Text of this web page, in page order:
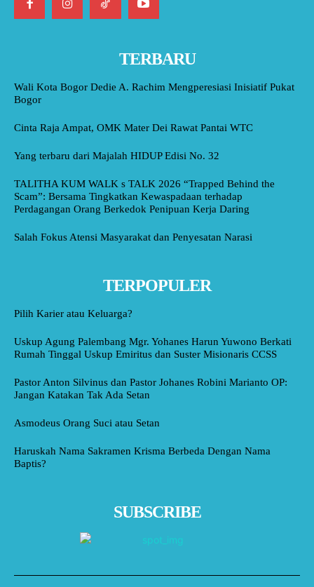
TERBARU
Wali Kota Bogor Dedie A. Rachim Mengperesiasi Inisiatif Pukat
Bogor
Cinta Raja Ampat, OMK Mater Dei Rawat Pantai WTC
Yang terbaru dari Majalah HIDUP Edisi No. 32
TALITHA KUM WALK s TALK 2026 “Trapped Behind the
Scam”: Bersama Tingkatkan Kewaspadaan terhadap
Perdagangan Orang Berkedok Penipuan Kerja Daring
Salah Fokus Atensi Masyarakat dan Penyesatan Narasi
TERPOPULER
Pilih Karier atau Keluarga?
Uskup Agung Palembang Mgr. Yohanes Harun Yuwono Berkati
Rumah Tinggal Uskup Emiritus dan Suster Misionaris CCSS
Pastor Anton Silvinus dan Pastor Johanes Robini Marianto OP:
Jangan Katakan Tak Ada Setan
Asmodeus Orang Suci atau Setan
Haruskah Nama Sakramen Krisma Berbeda Dengan Nama
Baptis?
SUBSCRIBE